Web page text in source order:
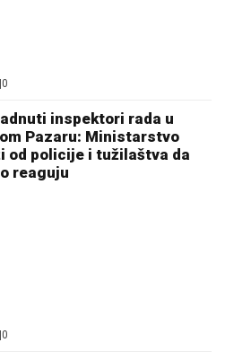
0
inspektori rada u
Pazaru: Ministarstvo
od policije i tužilaštva da
reaguju
0